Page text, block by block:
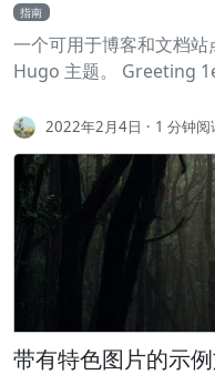
指南
一个可用于博客和文档
Hugo 主题。 Greeting
2022年2月4日 1 分钟阅
带有特色图片的示